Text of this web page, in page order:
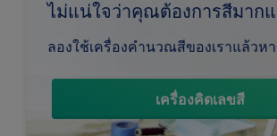
ไม่แน่ใจว่าคุณต้องการสีมาก
ลองใช้เครื่องคำนวณสีของเราแล้วห
เครื่องคิดเลขสี